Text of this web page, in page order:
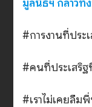
มูลนิธิฯ กล่าวทิ้
#การงานที่ประ
#คนที่ประเสริ
#เราไม่เคยลืม